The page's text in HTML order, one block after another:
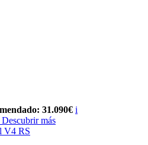
31.090€ i
Descubrir más
V4 RS